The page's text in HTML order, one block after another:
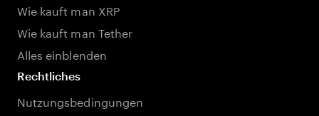
Wie kauft man XRP
Wie kauft man Tether
Alles einblenden
Rechtliches
Nutzungsbedingungen